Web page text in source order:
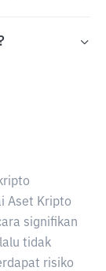
Aset Kripto
signifikan
tidak
risiko